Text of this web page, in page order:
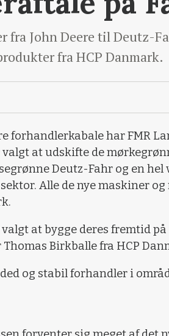
fra John Deere til Deutz-
fra HCP Danmark.
forhandlerkabale har FMR
at udskifte de
Deutz-Fahr og en hel
Alle de nye maskiner
at bygge deres fremtid på
Birkballe fra HCP
og stabil forhandler i